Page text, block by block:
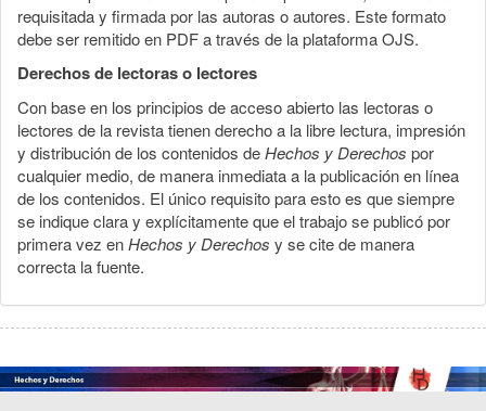
requisitada y firmada por las autoras o autores. Este formato
debe ser remitido en PDF a través de la plataforma OJS.
Derechos de lectoras o lectores
Con base en los principios de acceso abierto las lectoras o
lectores de la revista tienen derecho a la libre lectura, impresión
y distribución de los contenidos deHechos y Derechos por
cualquier medio, de manera inmediata a la publicación en línea
de los contenidos. El único requisito para esto es que siempre
se indique clara y explícitamente que el trabajo se publicó por
primera vez enHechos y Derechos y se cite de manera
correcta la fuente.